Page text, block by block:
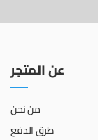
عن المتجر
من نحن
طرق الدفع